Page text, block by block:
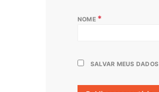
NOME *
SALVAR MEUS